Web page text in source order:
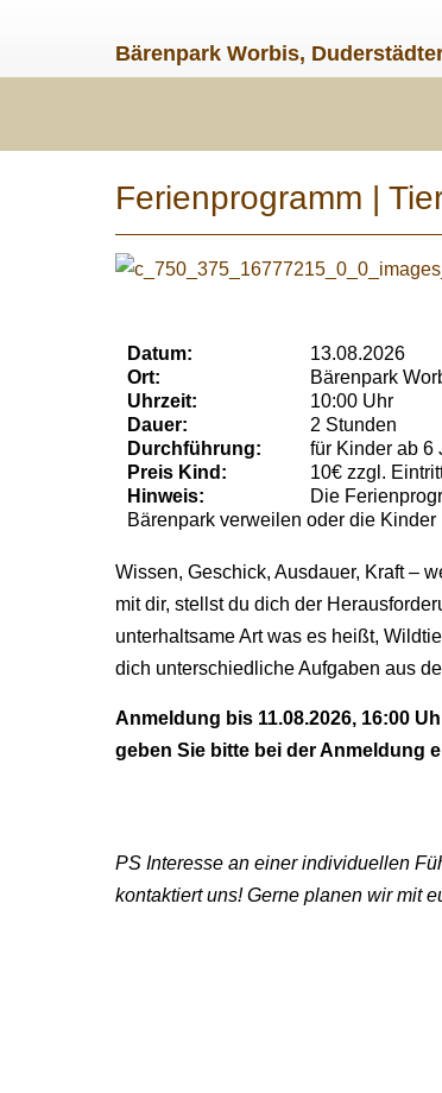
Bärenpark Worbis,
Ferienprogramm |
Datum:
13.08.2026
Ort:
Bärenpark
Uhrzeit:
10:00 Uhr
Dauer:
2 Stunden
Durchführung:
für Kinder ab 6
Preis Kind:
10€ zzgl.
Hinweis:
Die
Bärenpark verweilen oder die
Wissen, Geschick, Ausdauer, Kraft –
mit dir, stellst du dich der
unterhaltsame Art was es heißt,
dich unterschiedliche Aufgaben aus
Anmeldung bis 11.08.2026, 16:00
geben Sie bitte bei der Anmeldung
PS Interesse an einer individuellen
kontaktiert uns! Gerne planen wir mit